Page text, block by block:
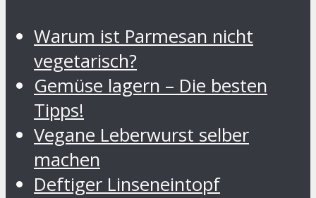
Warum ist Parmesan nicht
vegetarisch?
Gemüse lagern – Die besten
Tipps!
Vegane Leberwurst selber
machen
Deftiger Linseneintopf